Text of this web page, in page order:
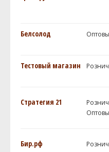
Белсолод
Тестовый магазин
Стратегия 21
Бир.рф